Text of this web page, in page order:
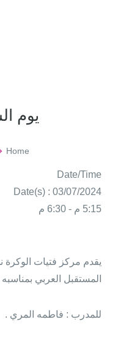
يوم
Home
Date/Time
Date(s) : 03/07/2024
5:15 م - 6:30 م
يقدم مركز فتيات
المستقبل العربي
للمدرب : فاطمه المري .